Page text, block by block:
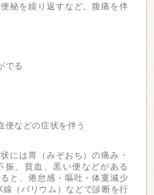
秘を繰り返すなど。腹痛を伴
でる
便などの症状を伴う
には胃（みぞおち）の痛み・
振、貧血、黒い便などがある
と、倦怠感・嘔吐・体重減少
（バリウム）などで診断を行